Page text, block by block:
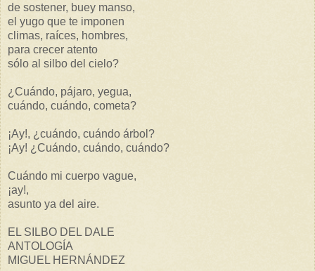
de sostener, buey manso,
el yugo que te imponen
climas, raíces, hombres,
para crecer atento
sólo al silbo del cielo?
¿Cuándo, pájaro, yegua,
cuándo, cuándo, cometa?
¡Ay!, ¿cuándo, cuándo árbol?
¡Ay! ¿Cuándo, cuándo, cuándo?
Cuándo mi cuerpo vague,
¡ay!,
asunto ya del aire.
EL SILBO DEL DALE
ANTOLOGÍA
MIGUEL HERNÁNDEZ